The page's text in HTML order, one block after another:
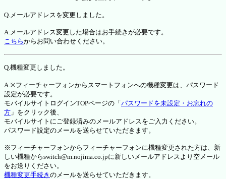
Q.メールアドレスを変更しました。
A.メールアドレス変更した場合はお手続きが必要です。
こちらからお問い合わせください。
Q.機種変更しました。
A.※フィーチャーフォンからスマートフォンへの機種変更は、パスワード
設定が必要です。
モバイルサイトログインTOPページの「 パスワードを未設定・お忘れの
方 」をクリック後、
モバイルサイトにご登録済みのメールアドレスをご入力ください。
パスワード設定のメールを送らせていただきます。
※フィーチャーフォンからフィーチャーフォンに機種変更された方は、新
しい機種からswitch@m.nojima.co.jpに新しいメールアドレスより空メール
をお送りください。
機種変更手続き のメールを送らせていただきます。